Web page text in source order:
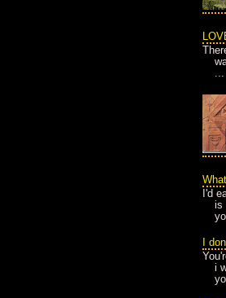
...
I'd
is
I
i